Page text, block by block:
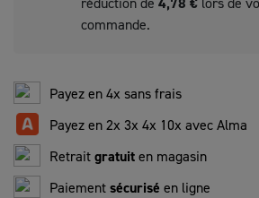
commande.
Payez en 4x sans frais
Payez en 2x 3x 4x 10x avec Alma
Retraitgratuiten magasin
Paiementsécurisé en ligne